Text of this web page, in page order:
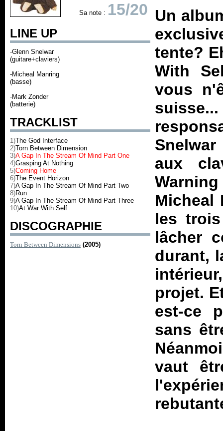
Sa note : 15/20
LINE UP
-Glenn Snelwar
(guitare+claviers)
-Micheal Manring
(basse)
-Mark Zonder
(batterie)
TRACKLIST
1)The God Interface
2)Torn Between Dimension
3)A Gap In The Stream Of Mind Part One
4)Grasping At Nothing
5)Coming Home
6)The Event Horizon
7)A Gap In The Stream Of Mind Part Two
8)Run
9)A Gap In The Stream Of Mind Part Three
10)At War With Self
DISCOGRAPHIE
Torn Between Dimensions (2005)
Un
tente?
With
vous
aux
Micheal
les
lâcher
durant,
projet.
est-ce
sans
vaut